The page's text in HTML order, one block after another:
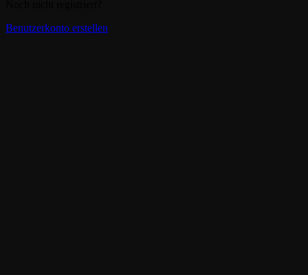
Benutzerkonto erstellen